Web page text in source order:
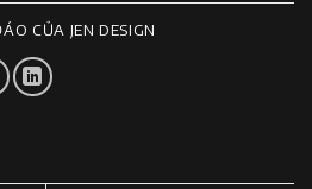
CỦA JEN DESIGN